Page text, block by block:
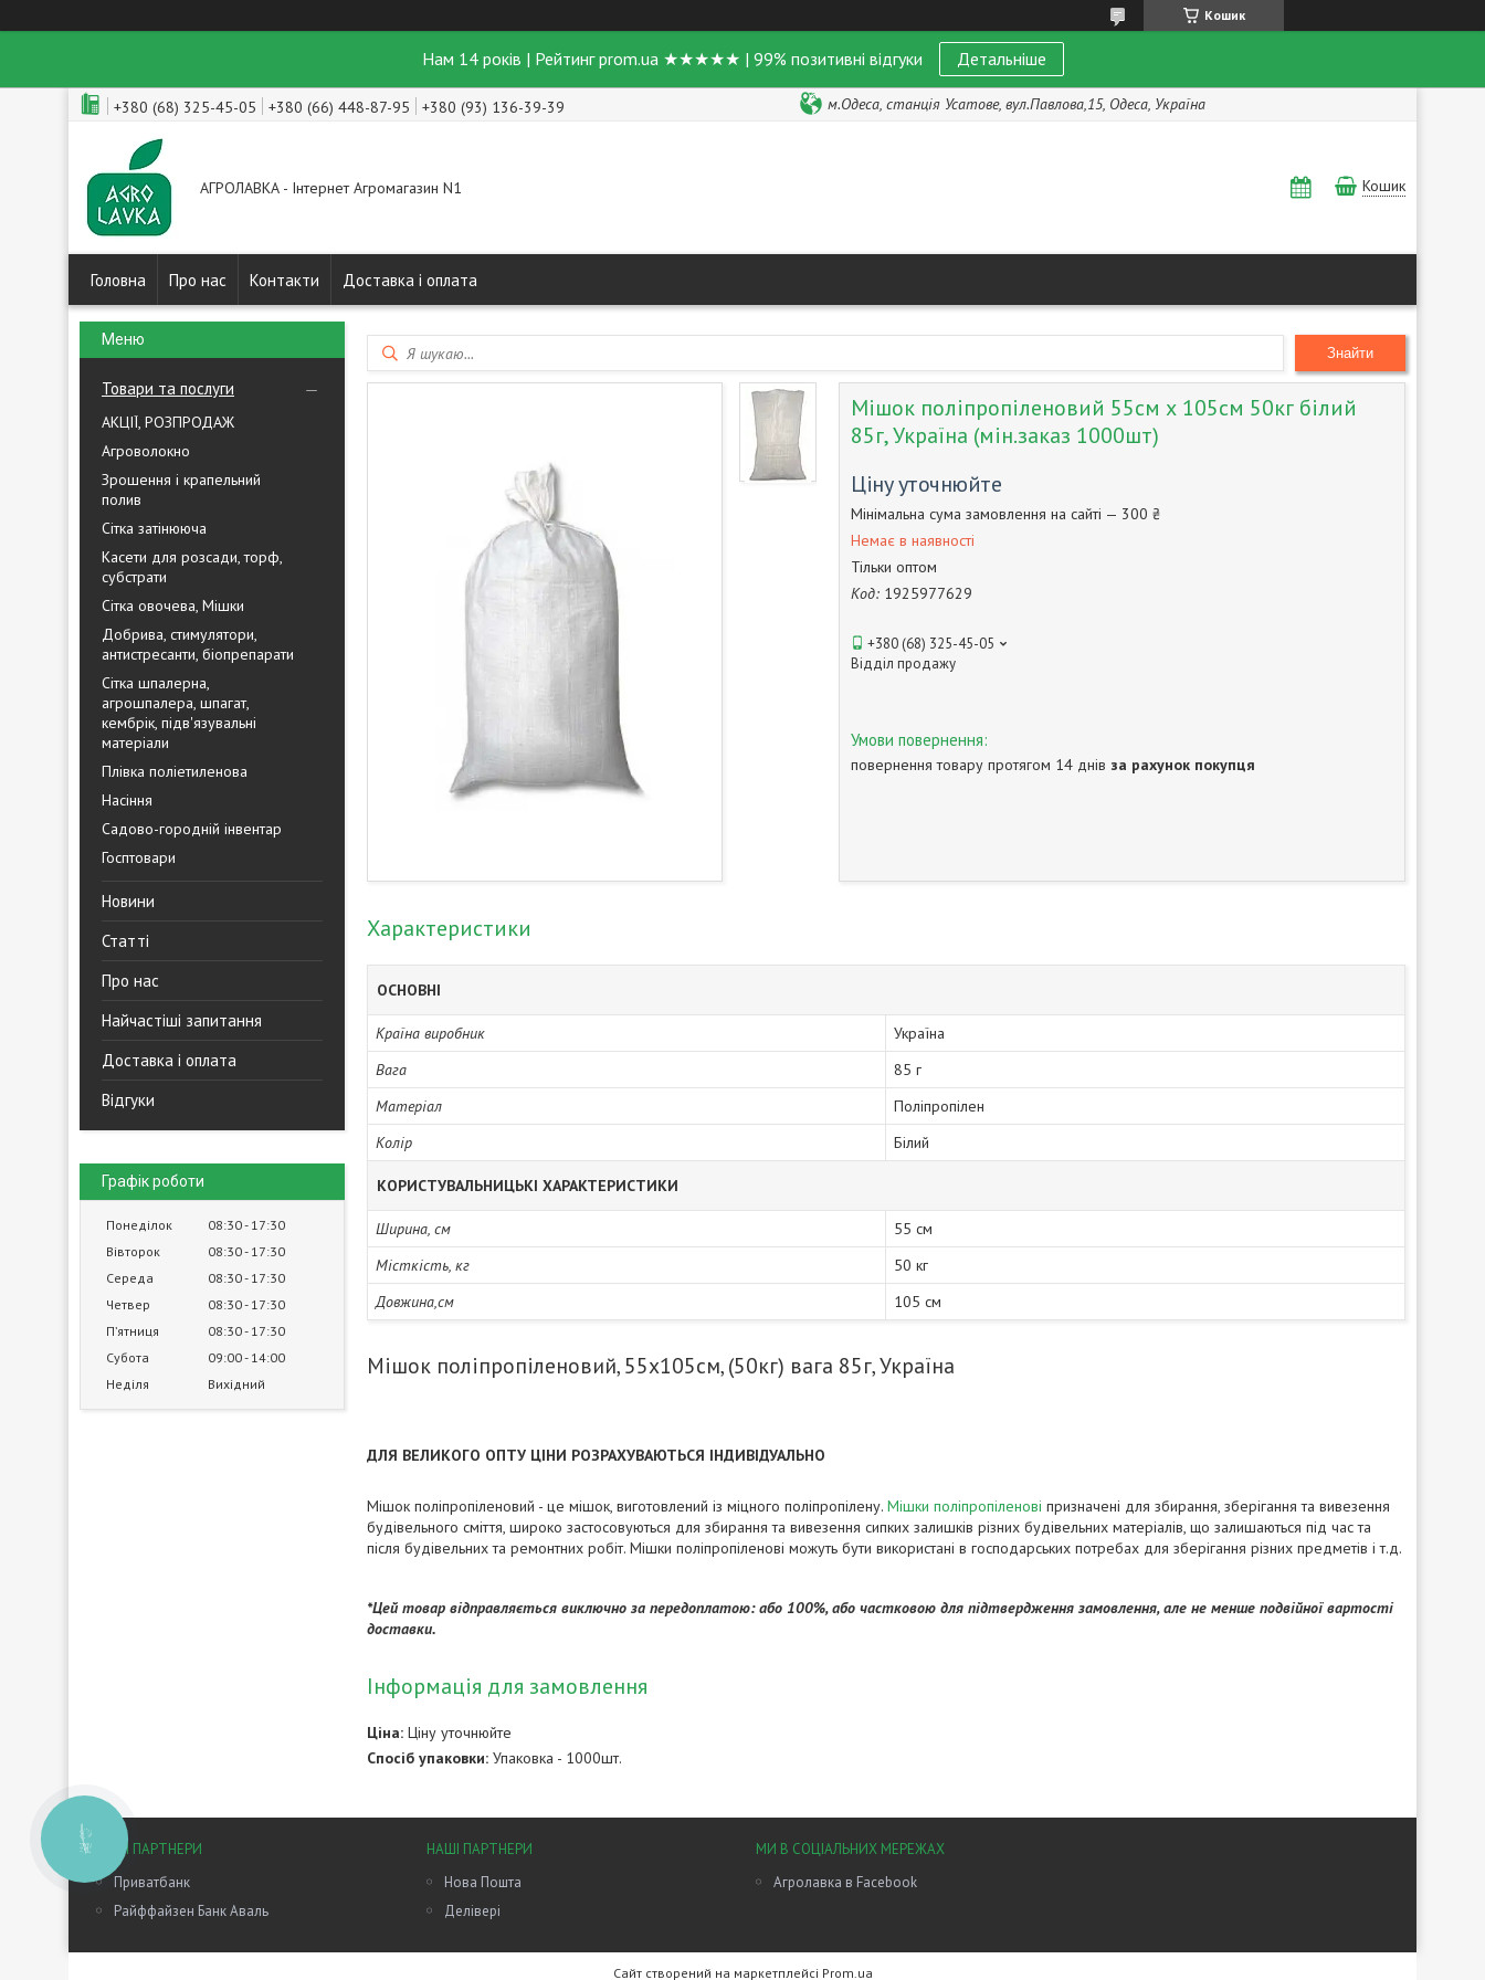
Кошик
Нам 14 років | Рейтинг prom.ua ★★★★★ | 99% позитивні відгуки Детальніше
+380 (68) 325-45-05 +380 (66) 448-87-95 +380 (93) 136-39-39 м.Одеса, станція Усатове, вул.Павлова,15, Одеса, Україна
АГРОЛАВКА - Інтернет Агромагазин N1 Кошик
Головна Про нас Контакти Доставка і оплата
Товари та послуги
АКЦІЇ, РОЗПРОДАЖ
Агроволокно
Зрошення і крапельний
полив
Сітка затінююча
Касети для розсади, торф,
субстрати
Сітка овочева, Мішки
Добрива, стимулятори,
антистресанти, біопрепарати
Сітка шпалерна,
агрошпалера, шпагат,
кембрік, підв'язувальні
матеріали
Плівка поліетиленова
Насіння
Садово-городній інвентар
Госптовари
Новини
Статті
Про нас
Найчастіші запитання
Доставка і оплата
Відгуки
Графік роботи
Понеділок 08:30 17:30
Вівторок
08:30 17:30
Середа
08:30 17:30
Четвер
08:30 17:30
Пʼятниця
08:30 17:30
Субота
09:00 14:00
Неділя
Вихідний
Знайти
Мішок поліпропіленовий 55см х 105см 50кг білий
85г, Україна (мін.заказ 1000шт)
Ціну уточнюйте
Мінімальна сума замовлення на сайті — 300 ₴
Немає в наявності
Тільки оптом
Код: 1925977629
+380 (68) 325-45-05
Відділ продажу
повернення товару протягом 14 днів за рахунок покупця
Характеристики
ОСНОВНІ
Країна виробник
Україна
Вага
85 г
Матеріал
Поліпропілен
Колір
Білий
КОРИСТУВАЛЬНИЦЬКІ ХАРАКТЕРИСТИКИ
Ширина, см
55 см
Місткість, кг
50 кг
Довжина,см
105 см
Мішок поліпропіленовий, 55х105см, (50кг) вага 85г, Україна
ДЛЯ ВЕЛИКОГО ОПТУ ЦІНИ РОЗРАХУВАЮТЬСЯ ІНДИВІДУАЛЬНО
Мішок поліпропіленовий - це мішок, виготовлений із міцного поліпропілену. Мішки поліпропіленові призначені для збирання, зберігання та вивезення
будівельного сміття, широко застосовуються для збирання та вивезення сипких залишків різних будівельних матеріалів, що залишаються під час та
після будівельних та ремонтних робіт. Мішки поліпропіленові можуть бути використані в господарських потребах для зберігання різних предметів і т.д.
*Цей товар відправляється виключно за передоплатою: або 100%, або частковою для підтвердження замовлення, але не менше подвійної вартості
доставки.
Інформація для замовлення
Ціна: Ціну уточнюйте
Спосіб упаковки: Упаковка - 1000шт.
НАШІ ПАРТНЕРИ
Приватбанк
Райффайзен Банк Аваль
НАШІ ПАРТНЕРИ
Нова Пошта
Делівері
МИ В СОЦІАЛЬНИХ МЕРЕЖАХ
Агролавка в Facebook
Сайт створений на маркетплейсі Prom.ua
КНОПКА
ЗВ'ЯЗКУ